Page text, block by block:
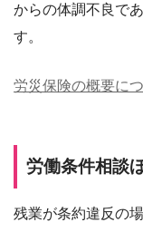
からの体調不良で
す。
労災保険の概要に
労働条件相談
残業が条約違反の